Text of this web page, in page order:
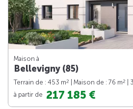
Maison à
Bellevigny (85)
Terrain de : 453 m2 | Maison de : 76 m2
|
à partir de 217 185 €